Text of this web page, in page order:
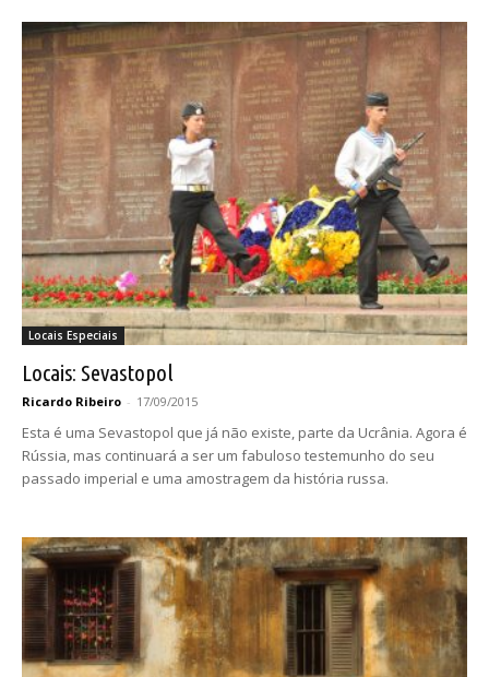
Locais Especiais
Locais: Sevastopol
Ricardo Ribeiro - 17/09/2015
Esta é uma Sevastopol que já não existe, parte da Ucrânia. Agora é
Rússia, mas continuará a ser um fabuloso testemunho do seu
passado imperial e uma amostragem da história russa.